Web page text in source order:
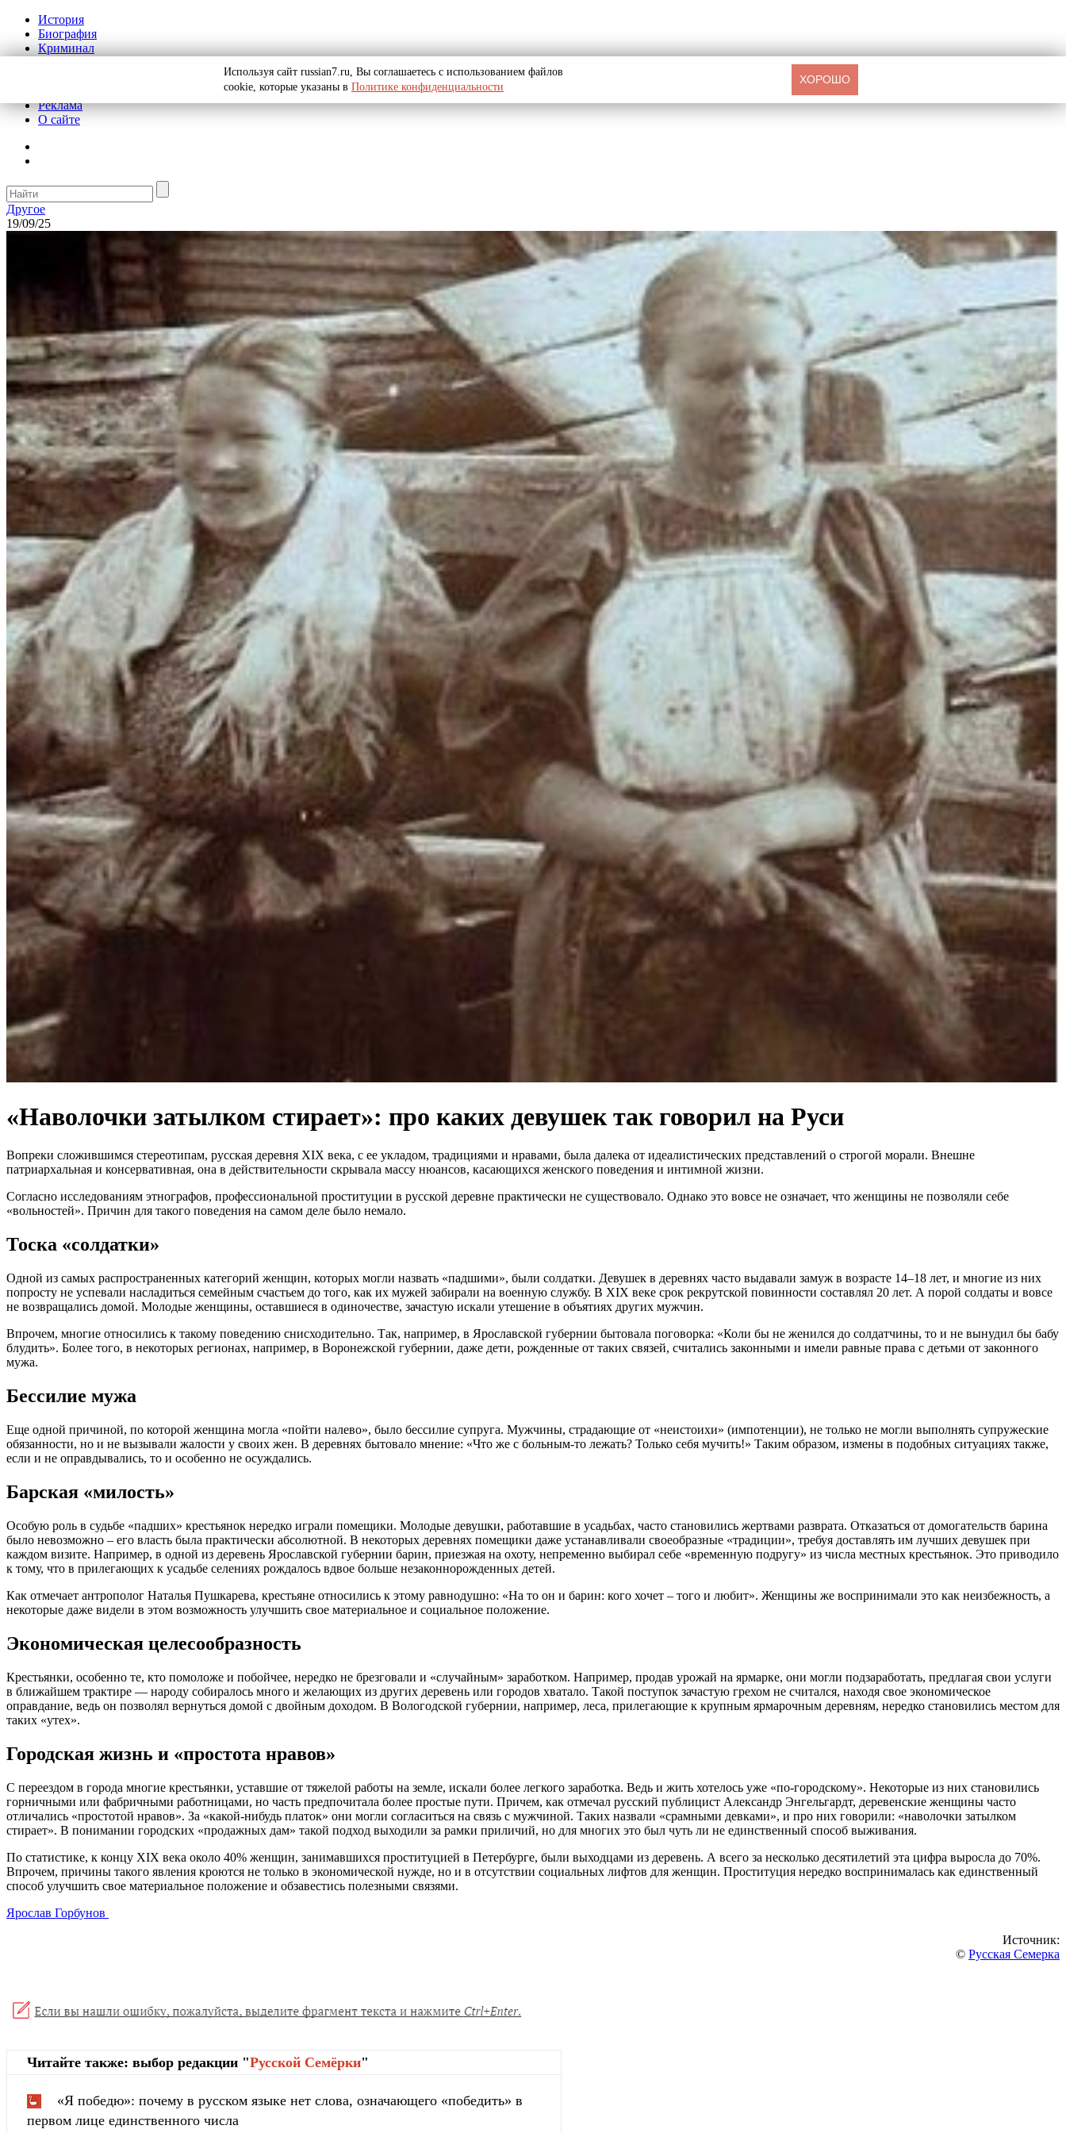
История
Биография
Криминал
Реклама
О сайте
Другое
19/09/25
«Наволочки затылком стирает»: про каких девушек так говорил на Руси
Вопреки сложившимся стереотипам, русская деревня XIX века, с ее укладом, традициями и нравами, была далека от идеалистических представлений о строгой морали. Внешне
патриархальная и консервативная, она в действительности скрывала массу нюансов, касающихся женского поведения и интимной жизни.
Согласно исследованиям этнографов, профессиональной проституции в русской деревне практически не существовало. Однако это вовсе не означает, что женщины не позволяли себе
«вольностей». Причин для такого поведения на самом деле было немало.
Тоска «солдатки»
Одной из самых распространенных категорий женщин, которых могли назвать «падшими», были солдатки. Девушек в деревнях часто выдавали замуж в возрасте 14–18 лет, и многие из них
попросту не успевали насладиться семейным счастьем до того, как их мужей забирали на военную службу. В XIX веке срок рекрутской повинности составлял 20 лет. А порой солдаты и вовсе
не возвращались домой. Молодые женщины, оставшиеся в одиночестве, зачастую искали утешение в объятиях других мужчин.
Впрочем, многие относились к такому поведению снисходительно. Так, например, в Ярославской губернии бытовала поговорка: «Коли бы не женился до солдатчины, то и не вынудил бы бабу
блудить». Более того, в некоторых регионах, например, в Воронежской губернии, даже дети, рожденные от таких связей, считались законными и имели равные права с детьми от законного
мужа.
Бессилие мужа
Еще одной причиной, по которой женщина могла «пойти налево», было бессилие супруга. Мужчины, страдающие от «неистоихи» (импотенции), не только не могли выполнять супружеские
обязанности, но и не вызывали жалости у своих жен. В деревнях бытовало мнение: «Что же с больным-то лежать? Только себя мучить!» Таким образом, измены в подобных ситуациях также,
если и не оправдывались, то и особенно не осуждались.
Барская «милость»
Особую роль в судьбе «падших» крестьянок нередко играли помещики. Молодые девушки, работавшие в усадьбах, часто становились жертвами разврата. Отказаться от домогательств барина
было невозможно – его власть была практически абсолютной. В некоторых деревнях помещики даже устанавливали своеобразные «традиции», требуя доставлять им лучших девушек при
каждом визите. Например, в одной из деревень Ярославской губернии барин, приезжая на охоту, непременно выбирал себе «временную подругу» из числа местных крестьянок. Это приводило
к тому, что в прилегающих к усадьбе селениях рождалось вдвое больше незаконнорожденных детей.
Как отмечает антрополог Наталья Пушкарева, крестьяне относились к этому равнодушно: «На то он и барин: кого хочет – того и любит». Женщины же воспринимали это как неизбежность, а
некоторые даже видели в этом возможность улучшить свое материальное и социальное положение.
Экономическая целесообразность
Крестьянки, особенно те, кто помоложе и побойчее, нередко не брезговали и «случайным» заработком. Например, продав урожай на ярмарке, они могли подзаработать, предлагая свои услуги
в ближайшем трактире — народу собиралось много и желающих из других деревень или городов хватало. Такой поступок зачастую грехом не считался, находя свое экономическое
оправдание, ведь он позволял вернуться домой с двойным доходом. В Вологодской губернии, например, леса, прилегающие к крупным ярмарочным деревням, нередко становились местом для
таких «утех».
Городская жизнь и «простота нравов»
С переездом в города многие крестьянки, уставшие от тяжелой работы на земле, искали более легкого заработка. Ведь и жить хотелось уже «по-городскому». Некоторые из них становились
горничными или фабричными работницами, но часть предпочитала более простые пути. Причем, как отмечал русский публицист Александр Энгельгардт, деревенские женщины часто
отличались «простотой нравов». За «какой-нибудь платок» они могли согласиться на связь с мужчиной. Таких назвали «срамными девками», и про них говорили: «наволочки затылком
стирает». В понимании городских «продажных дам» такой подход выходили за рамки приличий, но для многих это был чуть ли не единственный способ выживания.
По статистике, к концу XIX века около 40% женщин, занимавшихся проституцией в Петербурге, были выходцами из деревень. А всего за несколько десятилетий эта цифра выросла до 70%.
Впрочем, причины такого явления кроются не только в экономической нужде, но и в отсутствии социальных лифтов для женщин. Проституция нередко воспринималась как единственный
способ улучшить свое материальное положение и обзавестись полезными связями.
Ярослав Горбунов
Источник:
© Русская Семерка
Читайте также: выбор редакции "Русской Cемёрки"
«Я победю»: почему в русском языке нет слова, означающего «победить» в
первом лице единственного числа
Используя сайт russian7.ru, Вы соглашаетесь с использованием файлов
cookie, которые указаны в Политике конфиденциальности
ХОРОШО